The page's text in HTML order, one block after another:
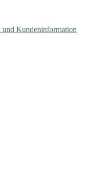
und Kundeninformation